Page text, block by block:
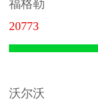
福格勒
20773
沃尔沃